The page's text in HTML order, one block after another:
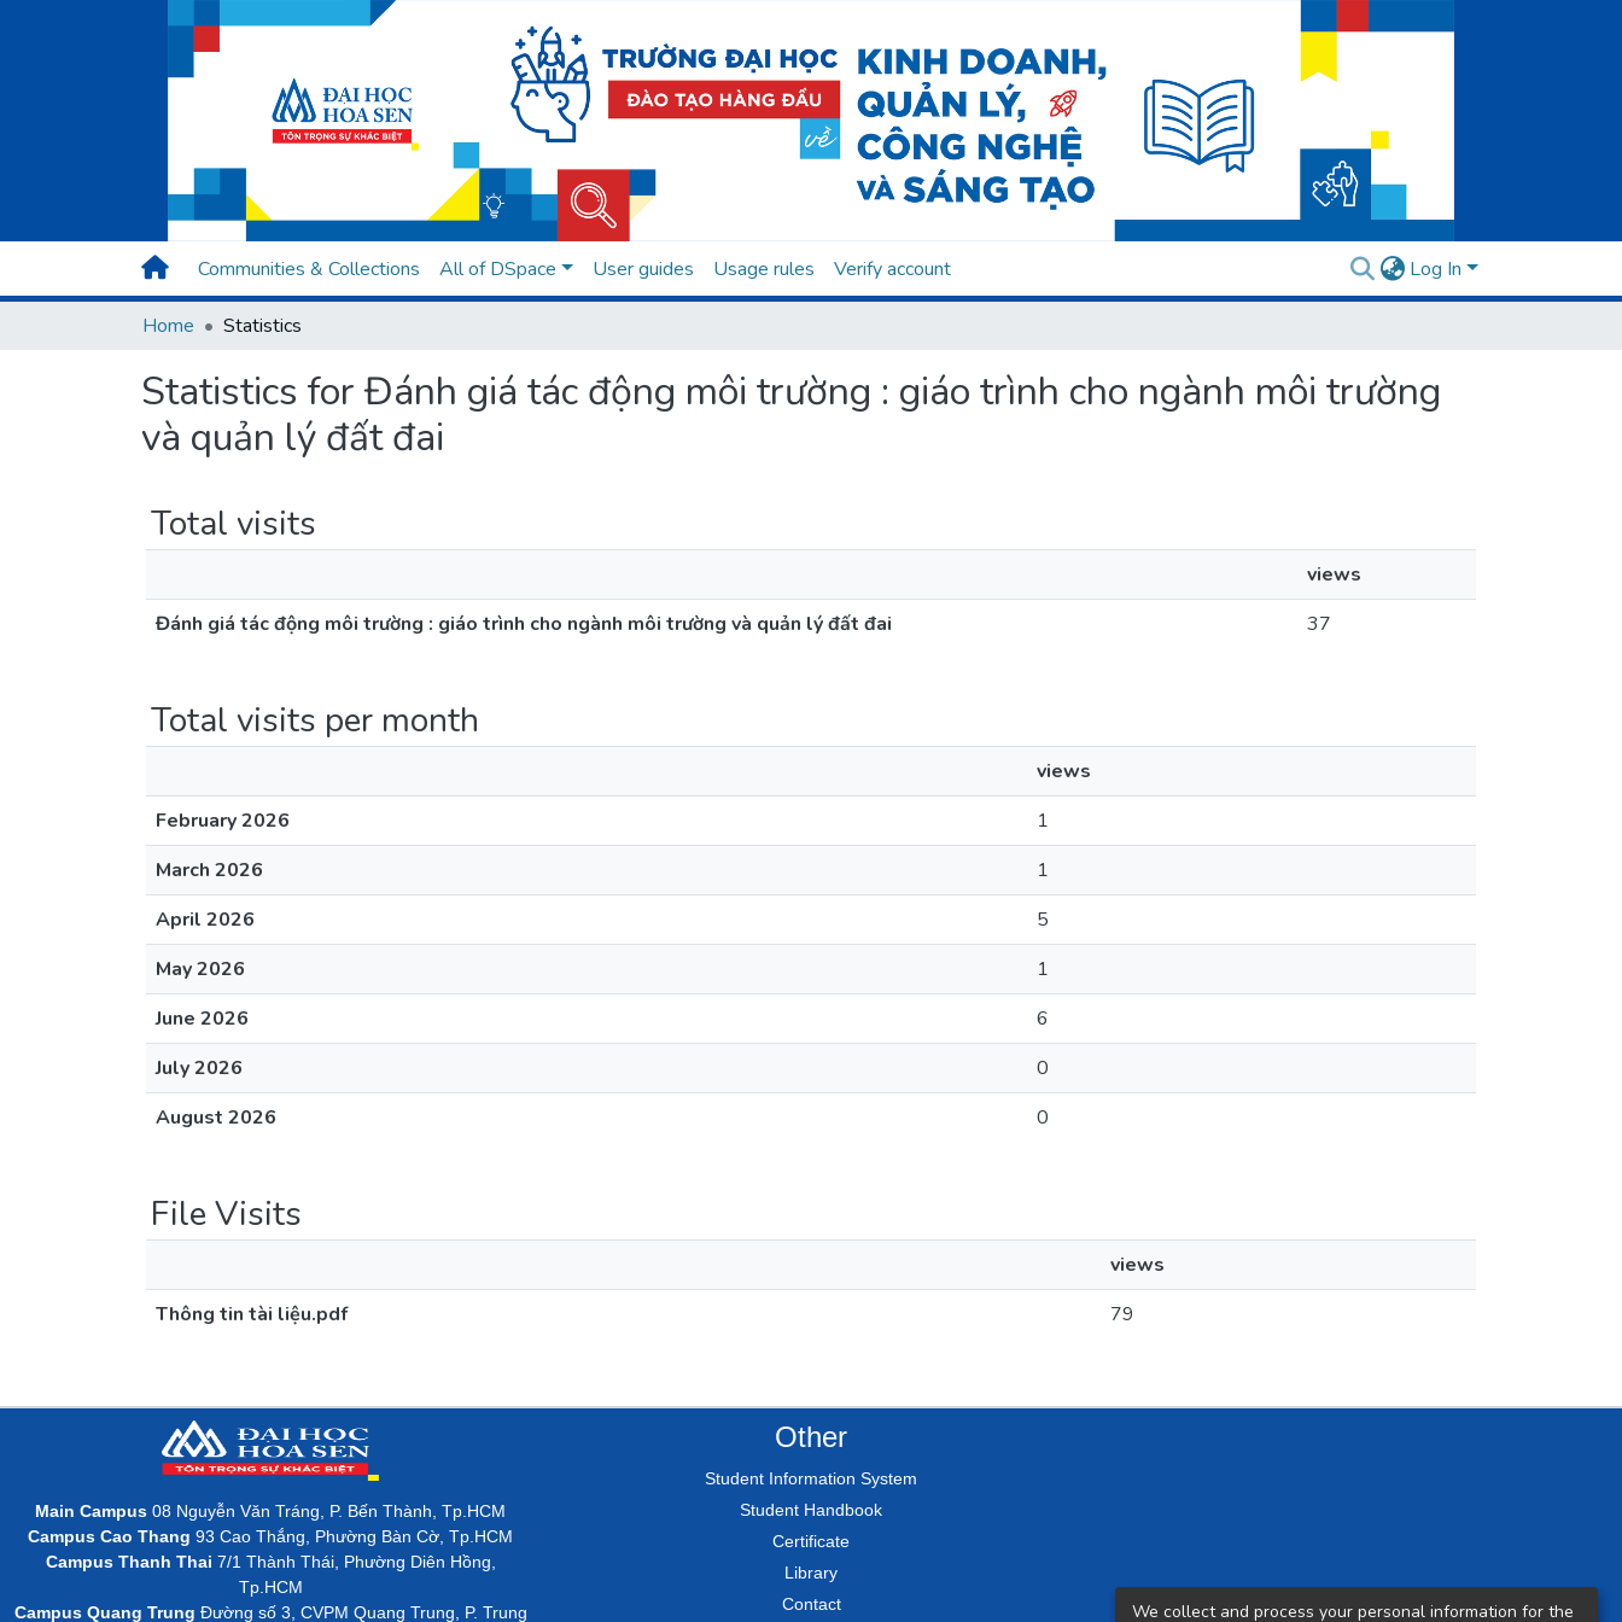
Communities & Collections All of DSpace User guides Usage rules Verify account Log In
Home Statistics
Statistics for Đánh giá tác động môi trường : giáo trình cho ngành môi trường
và quản lý đất đai
Total visits
views
Đánh giá tác động môi trường : giáo trình cho ngành môi trường và quản lý đất đai
37
Total visits per month
views
February 2026
1
March 2026
1
April 2026
5
May 2026
1
June 2026
6
July 2026
0
August 2026
0
File Visits
views
Thông tin tài liệu.pdf
79
Main Campus 08 Nguyễn Văn Tráng, P. Bến Thành, Tp.HCM
Campus Cao Thang 93 Cao Thắng, Phường Bàn Cờ, Tp.HCM
Campus Thanh Thai 7/1 Thành Thái, Phường Diên Hồng,
Tp.HCM
Campus Quang Trung Đường số 3, CVPM Quang Trung, P. Trung
Other
Student Information System
Student Handbook
Certificate
Library
Contact
We collect and process your personal information for the